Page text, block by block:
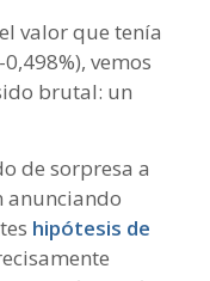
valor que tenía
vemos
brutal: un
de sorpresa a
anunciando
hipótesis de